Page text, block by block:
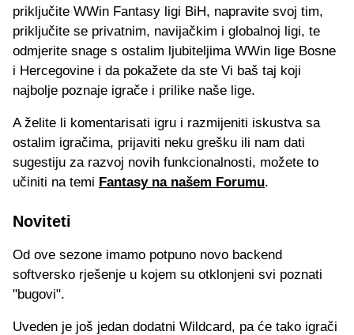
priključite WWin Fantasy ligi BiH, napravite svoj tim,
priključite se privatnim, navijačkim i globalnoj ligi, te
odmjerite snage s ostalim ljubiteljima WWin lige Bosne
i Hercegovine i da pokažete da ste Vi baš taj koji
najbolje poznaje igrače i prilike naše lige.
A želite li komentarisati igru i razmijeniti iskustva sa
ostalim igračima, prijaviti neku grešku ili nam dati
sugestiju za razvoj novih funkcionalnosti, možete to
učiniti na temi Fantasy na našem Forumu.
Noviteti
Od ove sezone imamo potpuno novo backend
softversko rješenje u kojem su otklonjeni svi poznati
"bugovi".
Uveden je još jedan dodatni Wildcard, pa će tako igrači